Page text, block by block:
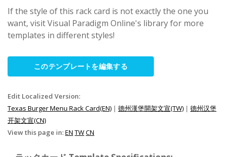
If the style of this rack card is not exactly the one you
want, visit Visual Paradigm Online's library for more
templates in different styles!
このテンプレートを編集する
Edit Localized Version:
Texas Burger Menu Rack Card(EN) | 德州漢堡開架文宣(TW) | 德州汉堡
开架文宣(CN)
View this page in:EN TWCN